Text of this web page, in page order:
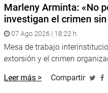
Marleny Arminta: «No
investigan el crimen
07 Ago 2026 | 18:22 h
Mesa de trabajo
extorsión y el crimen
Leer más > Compartir